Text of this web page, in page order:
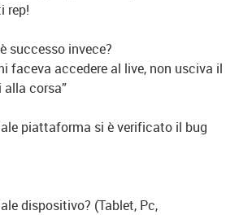
rep!
successo invece?
faceva accedere al live, non usciva il
alla corsa”
piattaforma si è verificato il bug
dispositivo? (Tablet, Pc,